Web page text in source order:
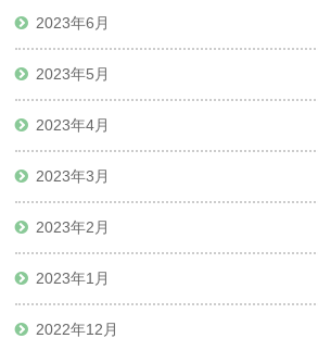
2023年6月
2023年5月
2023年4月
2023年3月
2023年2月
2023年1月
2022年12月